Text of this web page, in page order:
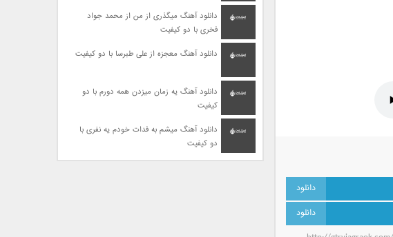
دانلود آهنگ میگذری از من از محمد جواد
فخری با دو کیفیت
دانلود آهنگ معجزه از علی طبرسا با دو کیفیت
دانلود آهنگ یه زمان میزدن همه دورم با دو
کیفیت
دانلود آهنگ میشم به فدات خودم یه نفری با
دو کیفیت